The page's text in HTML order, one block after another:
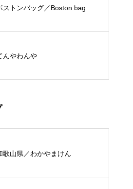
ストンバッグ／Boston bag
んやわんや
歌山県／わかやまけん